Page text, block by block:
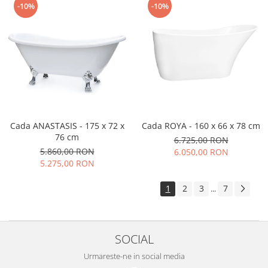
-10%
Cada ANASTASIS - 175 x 72 x
76 cm
5.860,00 RON
5.275,00 RON
-10%
Cada ROYA - 160 x 66 x 78 cm
6.725,00 RON
6.050,00 RON
1 2 3 ... 7
SOCIAL
Urmareste-ne in social media